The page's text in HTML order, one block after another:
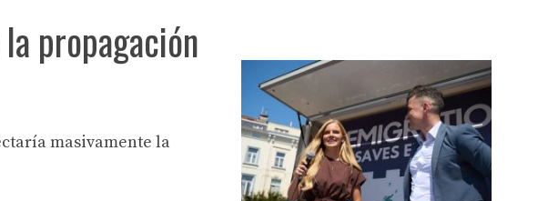
propagación
masivamente la